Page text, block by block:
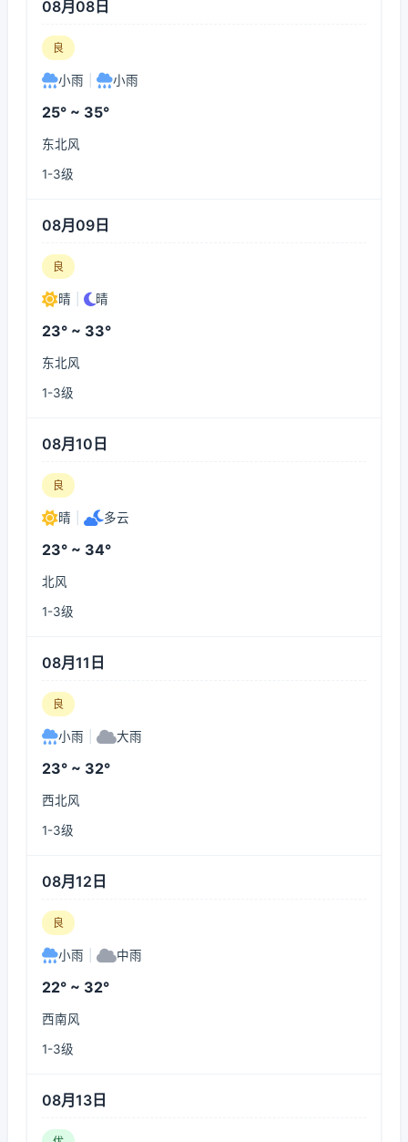
08月08日
良
小雨 小雨
25° ~ 35°
东北风
1-3级
08月09日
良
晴 晴
23° ~ 33°
东北风
1-3级
08月10日
良
晴 多云
23° ~ 34°
北风
1-3级
08月11日
良
小雨 大雨
23° ~ 32°
西北风
1-3级
08月12日
良
小雨 中雨
22° ~ 32°
西南风
1-3级
08月13日